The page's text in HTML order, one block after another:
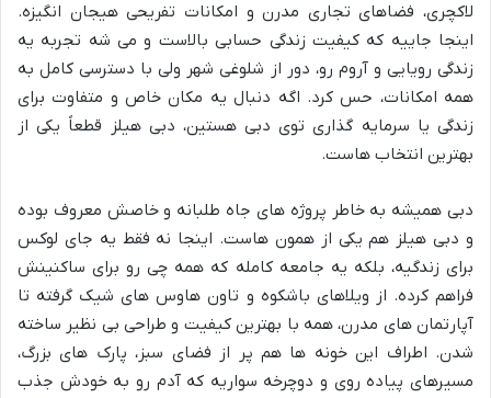
لاکچری، فضاهای تجاری مدرن و امکانات تفریحی هیجان انگیزه.
اینجا جاییه که کیفیت زندگی حسابی بالاست و می شه تجربه یه
زندگی رویایی و آروم رو، دور از شلوغی شهر ولی با دسترسی کامل به
همه امکانات، حس کرد. اگه دنبال یه مکان خاص و متفاوت برای
زندگی یا سرمایه گذاری توی دبی هستین، دبی هیلز قطعاً یکی از
بهترین انتخاب هاست.
دبی همیشه به خاطر پروژه های جاه طلبانه و خاصش معروف بوده
و دبی هیلز هم یکی از همون هاست. اینجا نه فقط یه جای لوکس
برای زندگیه، بلکه یه جامعه کامله که همه چی رو برای ساکنینش
فراهم کرده. از ویلاهای باشکوه و تاون هاوس های شیک گرفته تا
آپارتمان های مدرن، همه با بهترین کیفیت و طراحی بی نظیر ساخته
شدن. اطراف این خونه ها هم پر از فضای سبز، پارک های بزرگ،
مسیرهای پیاده روی و دوچرخه سواریه که آدم رو به خودش جذب